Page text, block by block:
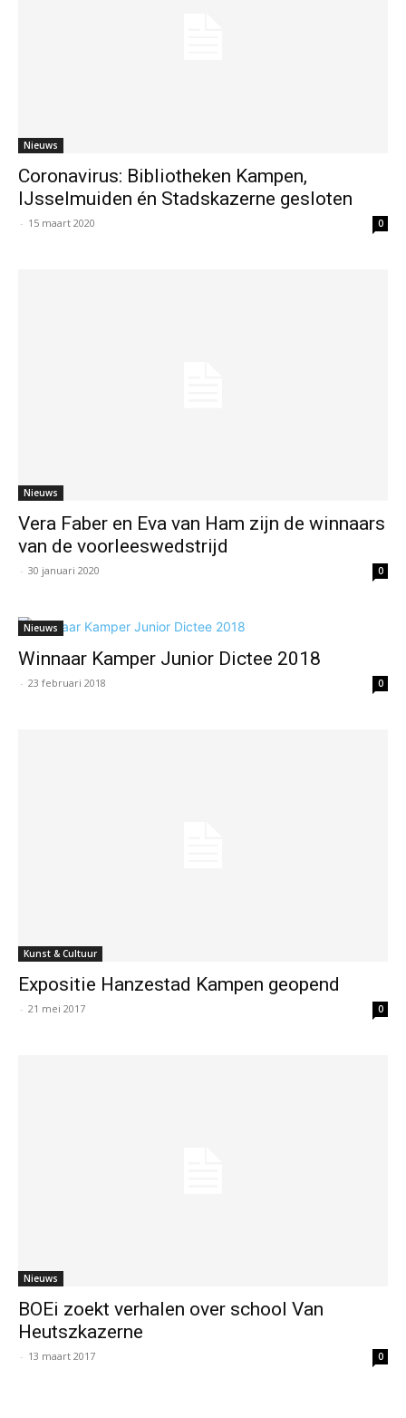
Nieuws
Coronavirus: Bibliotheken Kampen,
IJsselmuiden én Stadskazerne gesloten
- 15 maart 2020 0
Nieuws
Vera Faber en Eva van Ham zijn de winnaars
van de voorleeswedstrijd
- 30 januari 2020 0
Nieuws
Winnaar Kamper Junior Dictee 2018
- 23 februari 2018 0
Kunst & Cultuur
Expositie Hanzestad Kampen geopend
- 21 mei 2017 0
Nieuws
BOEi zoekt verhalen over school Van
Heutszkazerne
- 13 maart 2017 0